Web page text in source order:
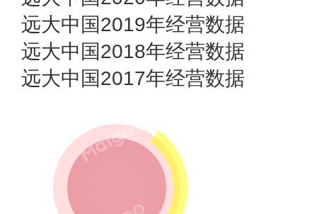
远大中国2019年经营数据
远大中国2018年经营数据
远大中国2017年经营数据